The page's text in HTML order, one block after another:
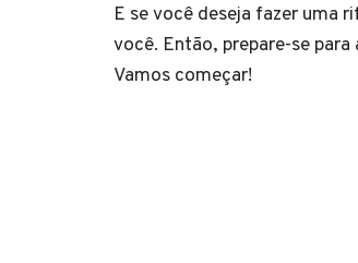
E se você deseja fazer uma
você. Então, prepare-se
Vamos começar!